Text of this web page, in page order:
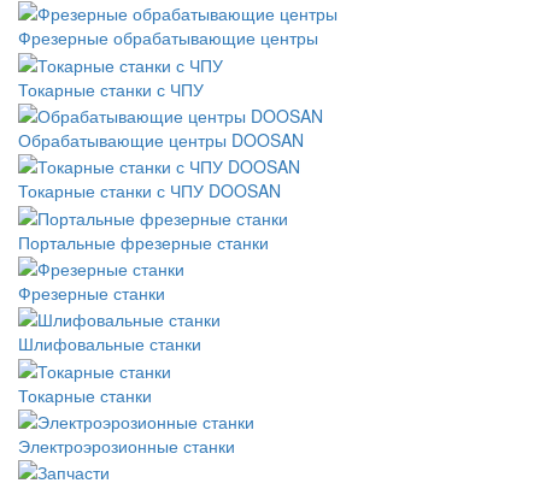
Фрезерные обрабатывающие центры
Токарные станки с ЧПУ
Обрабатывающие центры DOOSAN
Токарные станки с ЧПУ DOOSAN
Портальные фрезерные станки
Фрезерные станки
Шлифовальные станки
Токарные станки
Электроэрозионные станки